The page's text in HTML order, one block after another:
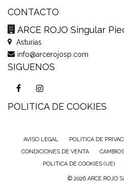
CONTACTO
ARCE ROJO Singular
Asturias
info@arcerojosp.com
SIGUENOS
POLITICA DE COOKIES
AVISO LEGAL POLITICA DE
CONDICIONES DE VENTA
POLITICA DE COOKIES (UE)
© 2026 ARCE ROJO